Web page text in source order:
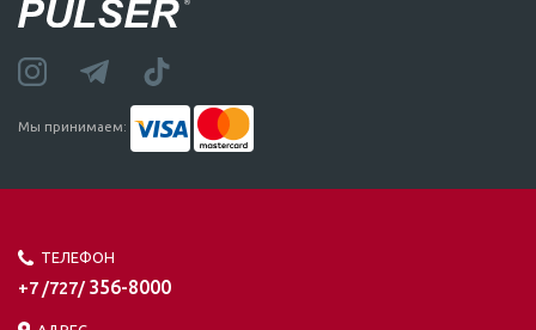
Мы принимаем:
ТЕЛЕФОН
+7 /727/ 356-8000